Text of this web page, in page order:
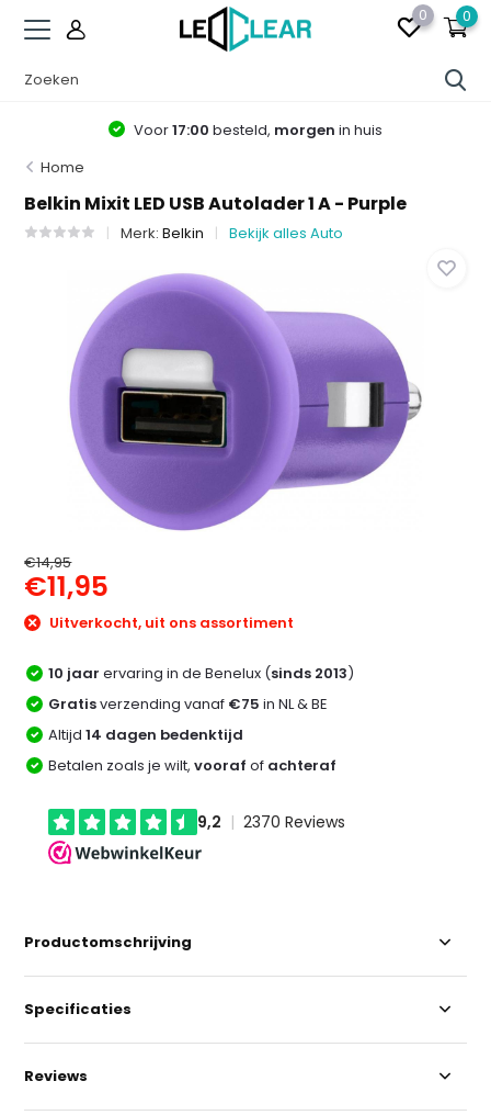
0 0
Voor17:00 besteld, morgen in huis
Home
Belkin Mixit LED USB Autolader 1 A - Purple
Merk:Belkin Bekijk alles Auto
€14,95
€11,95
Uitverkocht, uit ons assortiment
10 jaar ervaring in de Benelux (sinds 2013)
Gratisverzending vanaf €75 in NL & BE
Altijd14 dagen bedenktijd
Betalen zoals je wilt,vooraf of achteraf
Productomschrijving
Specificaties
Reviews